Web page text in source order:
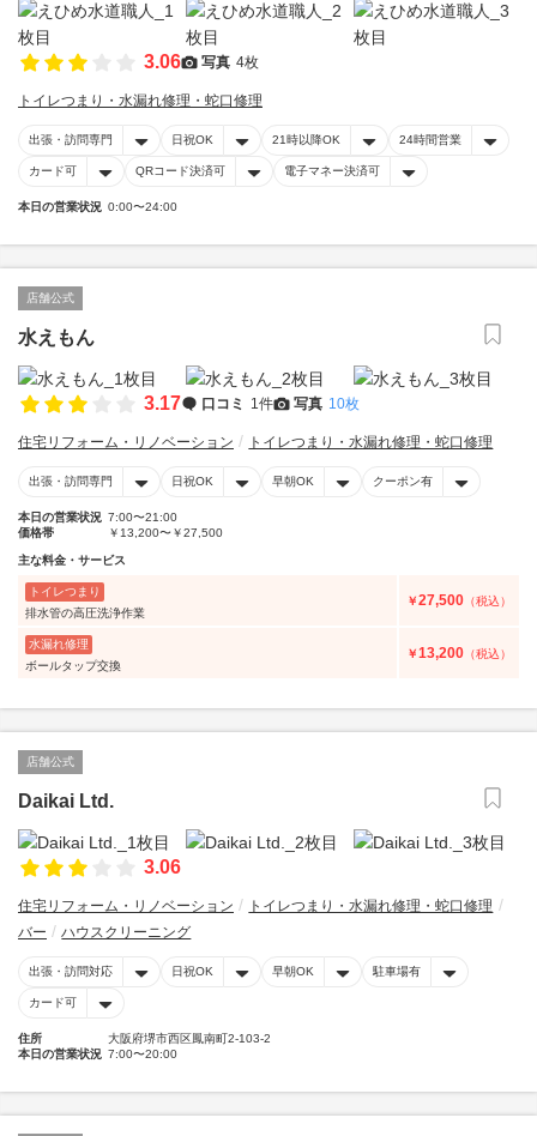
3.06 写真 4枚
トイレつまり・水漏れ修理・蛇口修理
出張・訪問専門 日祝OK 21時以降OK 24時間営業
カード可 QRコード決済可 電子マネー決済可
本日の営業状況 0:00〜24:00
店舗公式
水えもん
3.17 口コミ 1件 写真 10枚
住宅リフォーム・リノベーション トイレつまり・水漏れ修理・蛇口修理
出張・訪問専門 日祝OK 早朝OK クーポン有
本日の営業状況 7:00〜21:00
価格帯
￥13,200〜￥27,500
主な料金・サービス
トイレつまり
排水管の高圧洗浄作業
￥27,500 （税込）
水漏れ修理
ボールタップ交換
￥13,200 （税込）
店舗公式
Daikai Ltd.
3.06
住宅リフォーム・リノベーション
トイレつまり・水漏れ修理・蛇口修理
バー
ハウスクリーニング
出張・訪問対応 日祝OK 早朝OK 駐車場有
カード可
住所
大阪府堺市西区鳳南町2-103-2
本日の営業状況 7:00〜20:00